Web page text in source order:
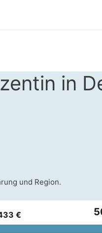
in
und Region.
€